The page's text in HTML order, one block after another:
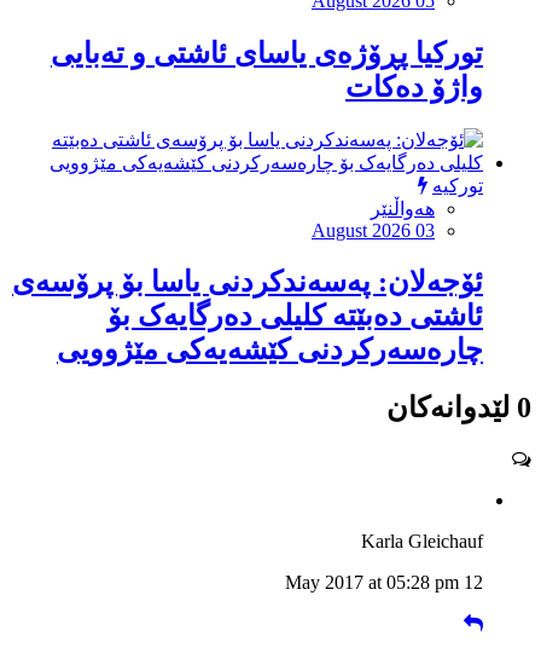
توركیا پڕۆژەی یاسای ئاشتی و تەبایی
واژۆ دەكات
تورکیە
هەواڵنێر
August 2026 03
ئۆجەلان: پەسەندکردنی یاسا بۆ پرۆسەی
ئاشتی دەبێتە کلیلی دەرگایەک بۆ
چارەسەرکردنی کێشەیەکی مێژوویى
0 لێدوانەکان
Karla Gleichauf
12 May 2017 at 05:28 pm